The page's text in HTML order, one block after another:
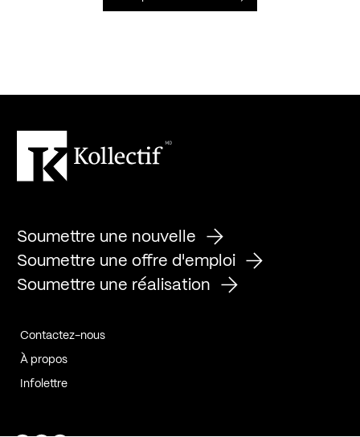
Soumettre une nouvelle
Soumettre une offre d'emploi
Soumettre une réalisation
Contactez-nous
À propos
Infolettre